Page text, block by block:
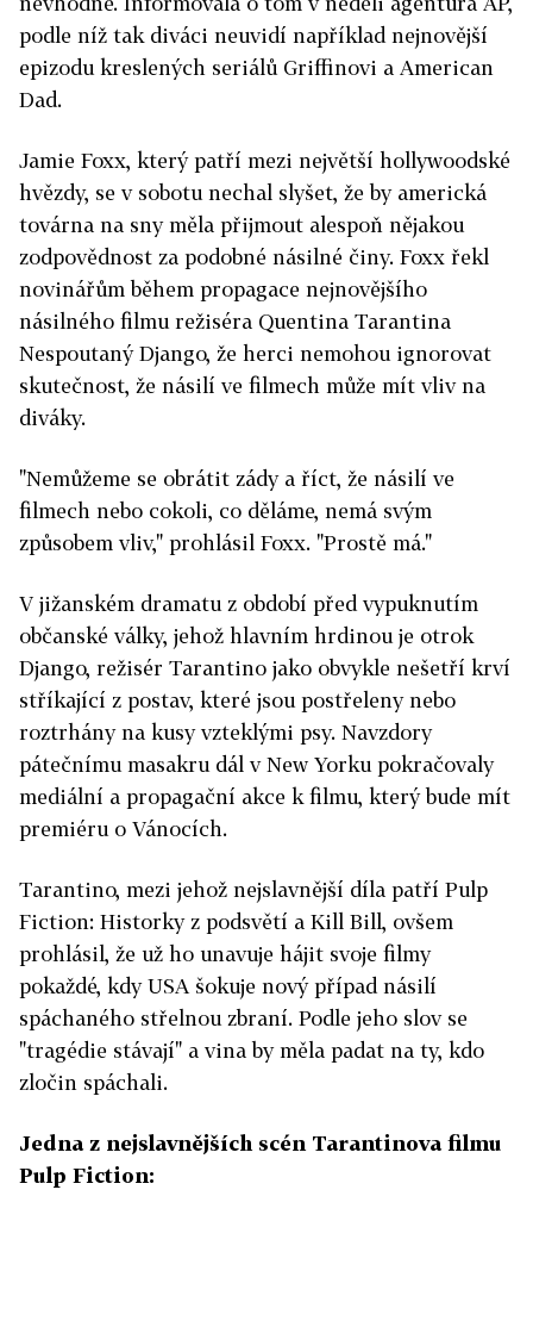
podle níž tak diváci neuvidí například nejnovější
epizodu kreslených seriálů Griffinovi a American
Dad.
Jamie Foxx, který patří mezi největší hollywoodské
hvězdy, se v sobotu nechal slyšet, že by americká
továrna na sny měla přijmout alespoň nějakou
zodpovědnost za podobné násilné činy. Foxx řekl
novinářům během propagace nejnovějšího
násilného filmu režiséra Quentina Tarantina
Nespoutaný Django, že herci nemohou ignorovat
skutečnost, že násilí ve filmech může mít vliv na
diváky.
"Nemůžeme se obrátit zády a říct, že násilí ve
filmech nebo cokoli, co děláme, nemá svým
způsobem vliv," prohlásil Foxx. "Prostě má."
V jižanském dramatu z období před vypuknutím
občanské války, jehož hlavním hrdinou je otrok
Django, režisér Tarantino jako obvykle nešetří krví
stříkající z postav, které jsou postřeleny nebo
roztrhány na kusy vzteklými psy. Navzdory
pátečnímu masakru dál v New Yorku pokračovaly
mediální a propagační akce k filmu, který bude mít
premiéru o Vánocích.
Tarantino, mezi jehož nejslavnější díla patří Pulp
Fiction: Historky z podsvětí a Kill Bill, ovšem
prohlásil, že už ho unavuje hájit svoje filmy
pokaždé, kdy USA šokuje nový případ násilí
spáchaného střelnou zbraní. Podle jeho slov se
"tragédie stávají" a vina by měla padat na ty, kdo
zločin spáchali.
Jedna z nejslavnějších scén Tarantinova filmu
Pulp Fiction: